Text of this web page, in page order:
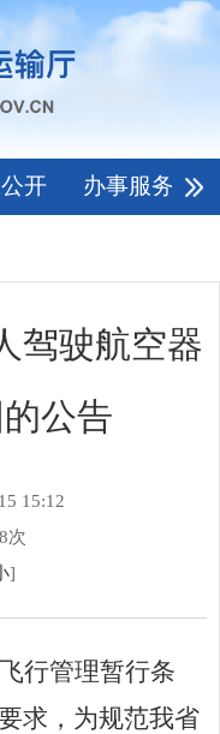
开 办事服务
驾驶航空器
公告
15:12
次
]
行管理暂行条
求，为规范我省